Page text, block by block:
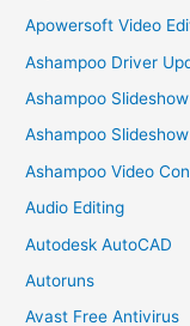
Apowersoft Video
Ashampoo Driver
Ashampoo
Ashampoo
Ashampoo Video
Audio Editing
Autodesk AutoCAD
Autoruns
Avast Free Antivirus